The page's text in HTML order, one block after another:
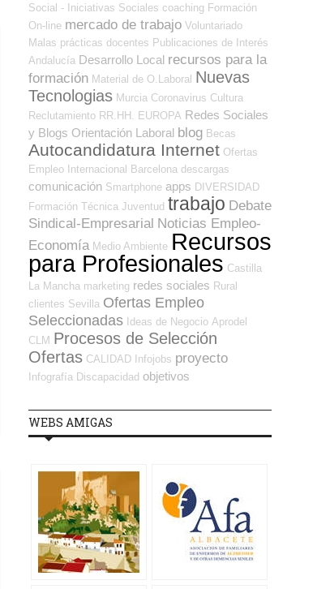
Social - Iniciativas Sociales coaching Formación
On-line mercado de trabajo Voluntariado
Malas prácticas docentes Publicaciones de Interés
Andalucía Desarrollo Local recursos para la
formación Material de O.Laboral Nuevas
Tecnologias Murcia Coronavirus Cultura
Reclutamiento RR.HH.
EUROPA Redes Sociales
y Blogs Orientación Laboral blog Becas
Autocandidatura Internet Ofertas
Empleo Internacional
Barcelona descargas
comunicación Smartphone apps DIVERSIDAD
Formación Técnica Juventud trabajo Debate
Sindical-Empresarial Noticias Empleo-
Economía Medio Ambiente Recursos
para Profesionales Castilla
La Mancha marketing redes sociales Rural
clientes Sevilla Ofertas Empleo
Seleccionadas Ideas de Negocio Aprodel
CLM Procesos de Selección
Ofertas CALIDAD Infojobs proyecto
Infografía Discapacidad objetivos
WEBS AMIGAS